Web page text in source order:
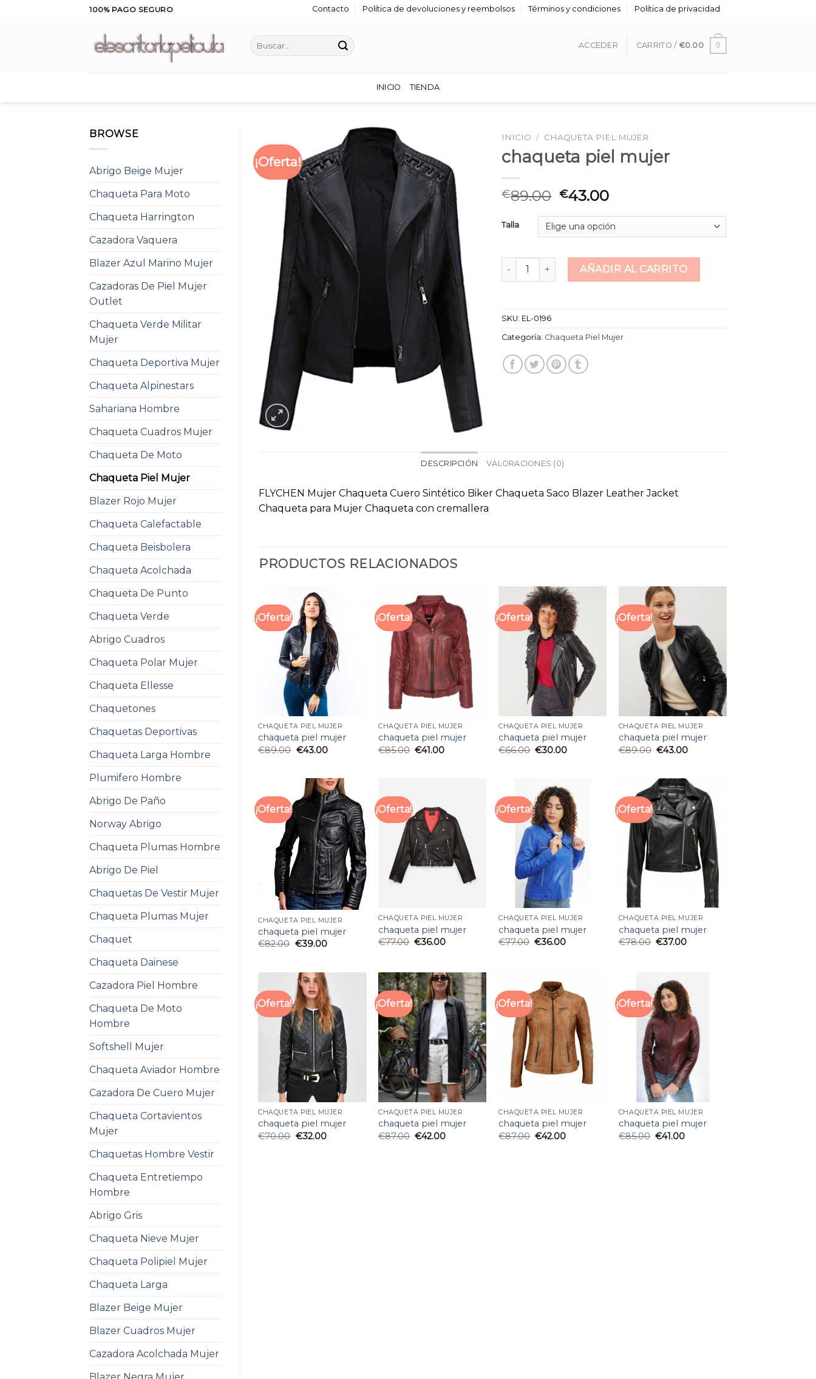
100% PAGO SEGURO Contacto Política de devoluciones y reembolsos Términos y condiciones Política de privacidad
Buscar
por:
ACCEDER CARRITO / €0.00 0
INICIO TIENDA
BROWSE
Abrigo Beige Mujer
Chaqueta Para Moto
Chaqueta Harrington
Cazadora Vaquera
Blazer Azul Marino Mujer
Cazadoras De Piel Mujer
Outlet
Chaqueta Verde Militar
Mujer
Chaqueta Deportiva Mujer
Chaqueta Alpinestars
Sahariana Hombre
Chaqueta Cuadros Mujer
Chaqueta De Moto
Chaqueta Piel Mujer
Blazer Rojo Mujer
Chaqueta Calefactable
Chaqueta Beisbolera
Chaqueta Acolchada
Chaqueta De Punto
Chaqueta Verde
Abrigo Cuadros
Chaqueta Polar Mujer
Chaqueta Ellesse
Chaquetones
Chaquetas Deportivas
Chaqueta Larga Hombre
Plumifero Hombre
Abrigo De Paño
Norway Abrigo
Chaqueta Plumas Hombre
Abrigo De Piel
Chaquetas De Vestir Mujer
Chaqueta Plumas Mujer
Chaquet
Chaqueta Dainese
Cazadora Piel Hombre
Chaqueta De Moto
Hombre
Softshell Mujer
Chaqueta Aviador Hombre
Cazadora De Cuero Mujer
Chaqueta Cortavientos
Mujer
Chaquetas Hombre Vestir
Chaqueta Entretiempo
Hombre
Abrigo Gris
Chaqueta Nieve Mujer
Chaqueta Polipiel Mujer
Chaqueta Larga
Blazer Beige Mujer
Blazer Cuadros Mujer
Cazadora Acolchada Mujer
Blazer Negra Mujer
¡Oferta!
INICIO / CHAQUETA PIEL MUJER
chaqueta piel mujer
€89.00 €43.00
Talla
chaqueta piel mujer cantidadAÑADIR AL CARRITO
SKU: EL-0196
Categoría: Chaqueta Piel Mujer
DESCRIPCIÓN VALORACIONES (0)
FLYCHEN Mujer Chaqueta Cuero Sintético Biker Chaqueta Saco Blazer Leather Jacket
Chaqueta para Mujer Chaqueta con cremallera
PRODUCTOS RELACIONADOS
¡Oferta!
CHAQUETA PIEL MUJER
chaqueta piel mujer
€89.00 €43.00
¡Oferta!
CHAQUETA PIEL MUJER
chaqueta piel mujer
€85.00 €41.00
¡Oferta!
CHAQUETA PIEL MUJER
chaqueta piel mujer
€66.00 €30.00
¡Oferta!
CHAQUETA PIEL MUJER
chaqueta piel mujer
€89.00 €43.00
¡Oferta!
CHAQUETA PIEL MUJER
chaqueta piel mujer
€82.00 €39.00
¡Oferta!
CHAQUETA PIEL MUJER
chaqueta piel mujer
€77.00 €36.00
¡Oferta!
CHAQUETA PIEL MUJER
chaqueta piel mujer
€77.00 €36.00
¡Oferta!
CHAQUETA PIEL MUJER
chaqueta piel mujer
€78.00 €37.00
¡Oferta!
CHAQUETA PIEL MUJER
chaqueta piel mujer
€70.00 €32.00
¡Oferta!
CHAQUETA PIEL MUJER
chaqueta piel mujer
€87.00 €42.00
¡Oferta!
CHAQUETA PIEL MUJER
chaqueta piel mujer
€87.00 €42.00
¡Oferta!
CHAQUETA PIEL MUJER
chaqueta piel mujer
€85.00 €41.00